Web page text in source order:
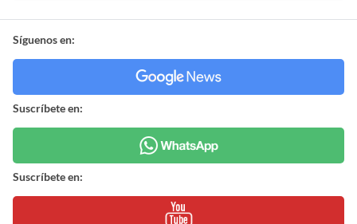
Síguenos en:
Suscríbete en:
Suscríbete en: